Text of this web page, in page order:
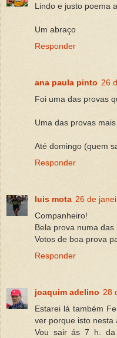
Lindo e justo poema
Um abraço
Responder
ana paula pinto 26
Foi uma das provas
Uma das provas
Até domingo (quem
Responder
luis mota 26 de
Companheiro!
Bela prova numa
Votos de boa prova
Responder
joaquim adelino 28
Estarei lá também
ver porque isto nesta
Vou sair ás 7 h. da